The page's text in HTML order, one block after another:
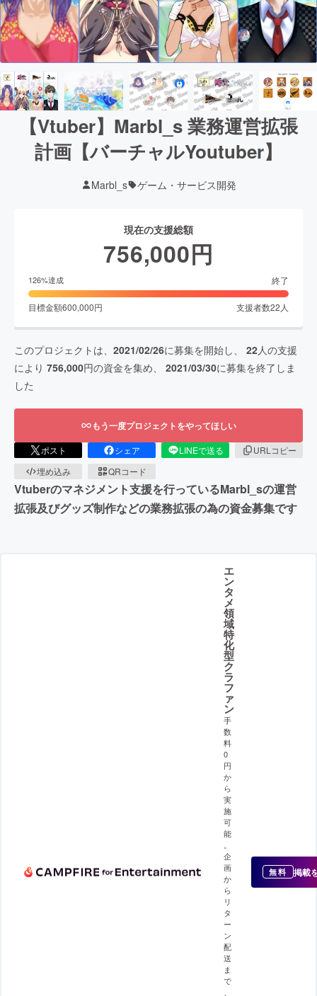
【Vtuber】Marbl_s 業務運営拡張
計画【バーチャルYoutuber】
Marbl_s ゲーム・サービス開発
現在の支援総額
756,000円
126%達成 終了
目標金額600,000円 支援者数22 人
このプロジェクトは、 2021/02/26に募集を開始し、 22人の支援
により 756,000円の資金を集め、 2021/03/30に募集を終了しま
した
もう一度プロジェクトをやってほしい
ポスト シェア LINEで送る
URLコピー
埋め込み
QRコード
Vtuberのマネジメント支援を行っているMarbl_sの運営
拡張及びグッズ制作などの業務拡張の為の資金募集です
エ
ン
タ
メ
領
域
特
化
型
ク
ラ
フ
ァ
ン
手
数
料
0
円
か
ら
実
施
可
能
企
画
か
ら
リ
タ
ー
ン
配
送
ま
で
無料 掲載